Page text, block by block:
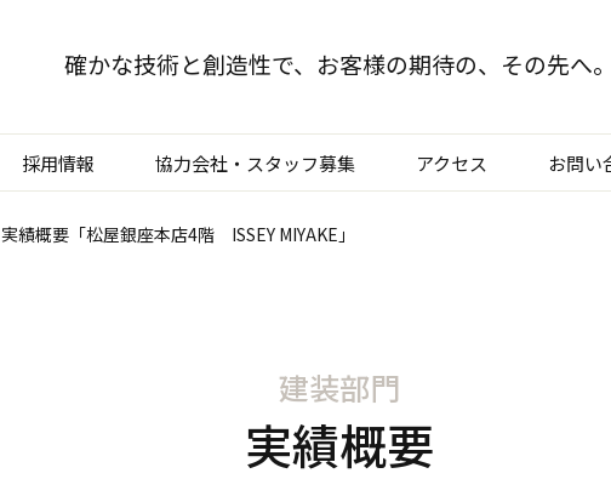
確かな技術と創造性で、 お客様の期待の、その先へ。
採用情報 協力会社・スタッフ募集 アクセス お問い
実績概要「松屋銀座本店4階 ISSEY MIYAKE」
建装部門
実績概要